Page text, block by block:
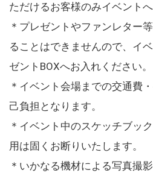
ただけるお客様のみイベント
＊プレゼントやファンレター
ることはできませんので、イ
ゼントBOXへお入れください。
＊イベント会場までの交通費
己負担となります。
＊イベント中のスケッチブッ
用は固くお断りいたします。
＊いかなる機材による写真撮